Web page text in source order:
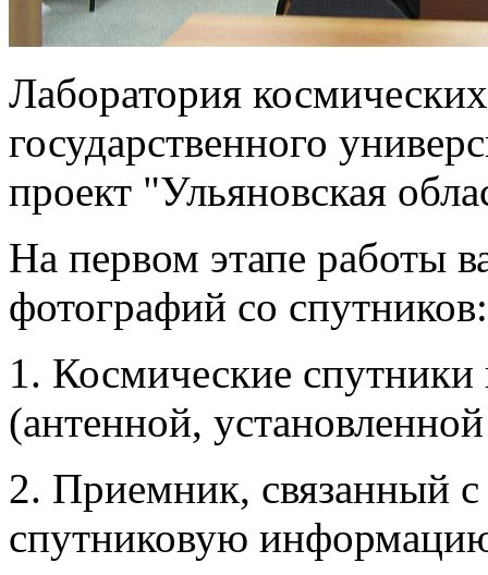
Лаборатория
государственного
проект "Ульяновская
На первом этапе работы
фотографий со спутников:
1. Космические
(антенной,
2. Приемник, связанный
спутниковую